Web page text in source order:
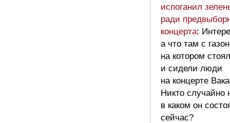
испоганил
ради
концерта:
а что там с
на котором
и сидели люди
на концерте
Никто случайно
в каком он
сейчас?